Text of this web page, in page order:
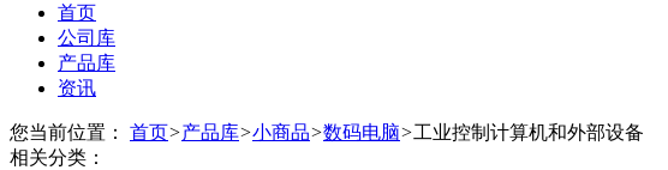
首页
公司库
产品库
资讯
您当前位置： 首页>产品库>小商品>数码电脑>工业控制计算机和外部设备
相关分类：